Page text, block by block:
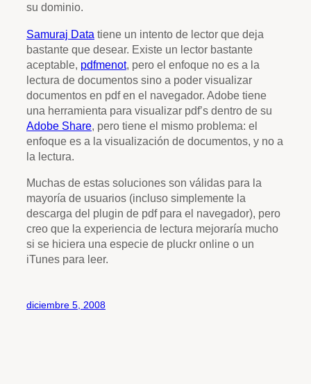
su dominio.
Samuraj Data tiene un intento de lector que deja
bastante que desear. Existe un lector bastante
aceptable, pdfmenot, pero el enfoque no es a la
lectura de documentos sino a poder visualizar
documentos en pdf en el navegador. Adobe tiene
una herramienta para visualizar pdf’s dentro de su
Adobe Share, pero tiene el mismo problema: el
enfoque es a la visualización de documentos, y no a
la lectura.
Muchas de estas soluciones son válidas para la
mayoría de usuarios (incluso simplemente la
descarga del plugin de pdf para el navegador), pero
creo que la experiencia de lectura mejoraría mucho
si se hiciera una especie de pluckr online o un
iTunes para leer.
diciembre 5, 2008